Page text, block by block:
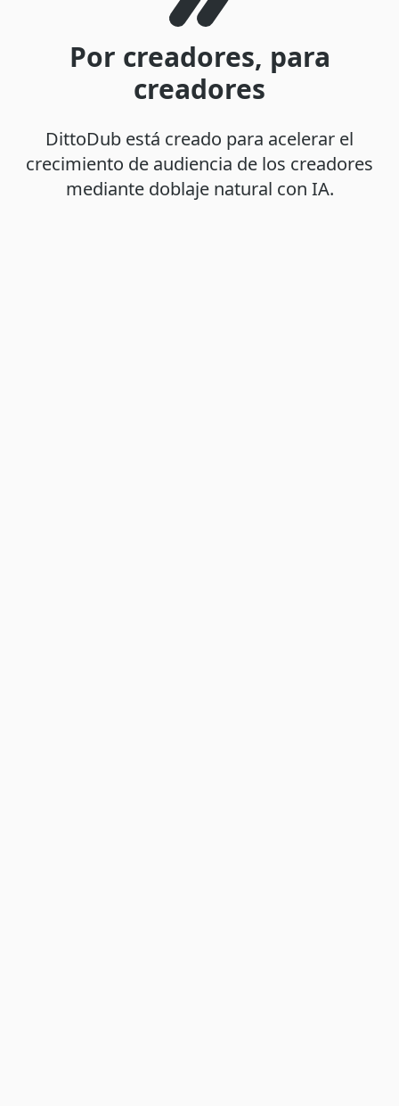
Por creadores, para
creadores
DittoDub está creado para acelerar el
crecimiento de audiencia de los creadores
mediante doblaje natural con IA.